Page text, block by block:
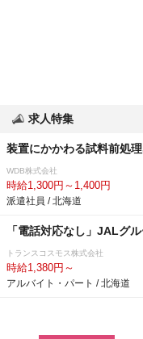
求人特集
装置にかかわる試料前処
WDB株式会社
時給1,300円～1,400円
派遣社員 / 北海道
「電話対応なし」JALグ
トランスコスモス株式会社
時給1,380円～
アルバイト・パート / 北海道